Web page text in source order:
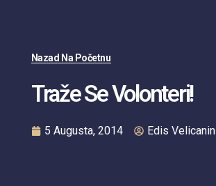
Nazad Na Početnu
Traže Se Volonteri!
5 Augusta, 2014 Edis Velicanin